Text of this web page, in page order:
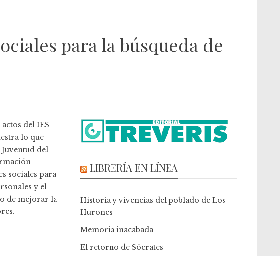
para la búsqueda de
del IES
lo que
del
sociales para
y el
de mejorar la
LIBRERÍA EN LÍNEA
Historia y vivencias del poblado de Los
Hurones
Memoria inacabada
El retorno de Sócrates